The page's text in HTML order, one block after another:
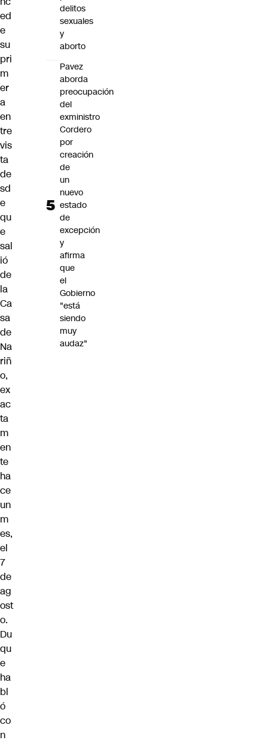
ed
e
su
pri
m
er
a
en
tre
vis
ta
de
sd
e
qu
e
sal
ió
de
la
Ca
sa
de
Na
riñ
o,
ex
ac
ta
m
en
te
ha
ce
un
m
es,
el
7
de
ag
ost
o.
Du
qu
e
ha
bl
ó
co
n
delitos
sexuales
y
aborto
Pavez
aborda
preocupación
del
exministro
Cordero
por
creación
de
un
nuevo
estado
de
excepción
y
afirma
que
el
Gobierno
"está
siendo
muy
audaz"